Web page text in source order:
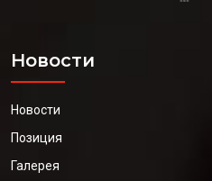
Новости
Новости
Позиция
Галерея